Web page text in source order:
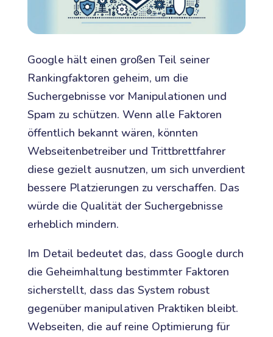
Google hält einen großen Teil seiner
Rankingfaktoren geheim, um die
Suchergebnisse vor Manipulationen und
Spam zu schützen. Wenn alle Faktoren
öffentlich bekannt wären, könnten
Webseitenbetreiber und Trittbrettfahrer
diese gezielt ausnutzen, um sich unverdient
bessere Platzierungen zu verschaffen. Das
würde die Qualität der Suchergebnisse
erheblich mindern.
Im Detail bedeutet das, dass Google durch
die Geheimhaltung bestimmter Faktoren
sicherstellt, dass das System robust
gegenüber manipulativen Praktiken bleibt.
Webseiten, die auf reine Optimierung für